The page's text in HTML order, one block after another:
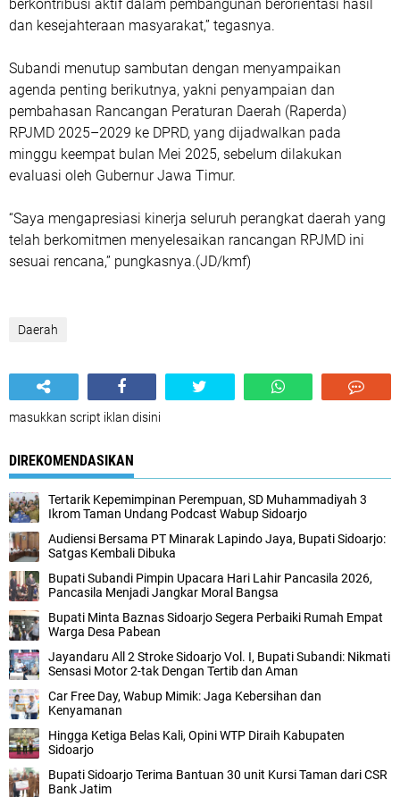
berkontribusi aktif dalam pembangunan berorientasi hasil
dan kesejahteraan masyarakat,” tegasnya.
Subandi menutup sambutan dengan menyampaikan
agenda penting berikutnya, yakni penyampaian dan
pembahasan Rancangan Peraturan Daerah (Raperda)
RPJMD 2025–2029 ke DPRD, yang dijadwalkan pada
minggu keempat bulan Mei 2025, sebelum dilakukan
evaluasi oleh Gubernur Jawa Timur.
“Saya mengapresiasi kinerja seluruh perangkat daerah yang
telah berkomitmen menyelesaikan rancangan RPJMD ini
sesuai rencana,” pungkasnya.(JD/kmf)
Daerah
masukkan script iklan disini
DIREKOMENDASIKAN
Tertarik Kepemimpinan Perempuan, SD Muhammadiyah 3
Ikrom Taman Undang Podcast Wabup Sidoarjo
Audiensi Bersama PT Minarak Lapindo Jaya, Bupati Sidoarjo:
Satgas Kembali Dibuka
Bupati Subandi Pimpin Upacara Hari Lahir Pancasila 2026,
Pancasila Menjadi Jangkar Moral Bangsa
Bupati Minta Baznas Sidoarjo Segera Perbaiki Rumah Empat
Warga Desa Pabean
Jayandaru All 2 Stroke Sidoarjo Vol. I, Bupati Subandi: Nikmati
Sensasi Motor 2-tak Dengan Tertib dan Aman
Car Free Day, Wabup Mimik: Jaga Kebersihan dan
Kenyamanan
Hingga Ketiga Belas Kali, Opini WTP Diraih Kabupaten
Sidoarjo
Bupati Sidoarjo Terima Bantuan 30 unit Kursi Taman dari CSR
Bank Jatim